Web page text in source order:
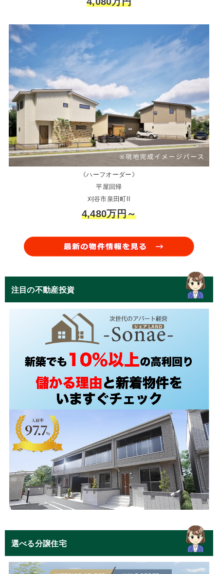
《ハーフオーダー》
平屋回帰
刈谷市泉田町II
4,480万円～
注目の不動産投資
選べる分譲住宅